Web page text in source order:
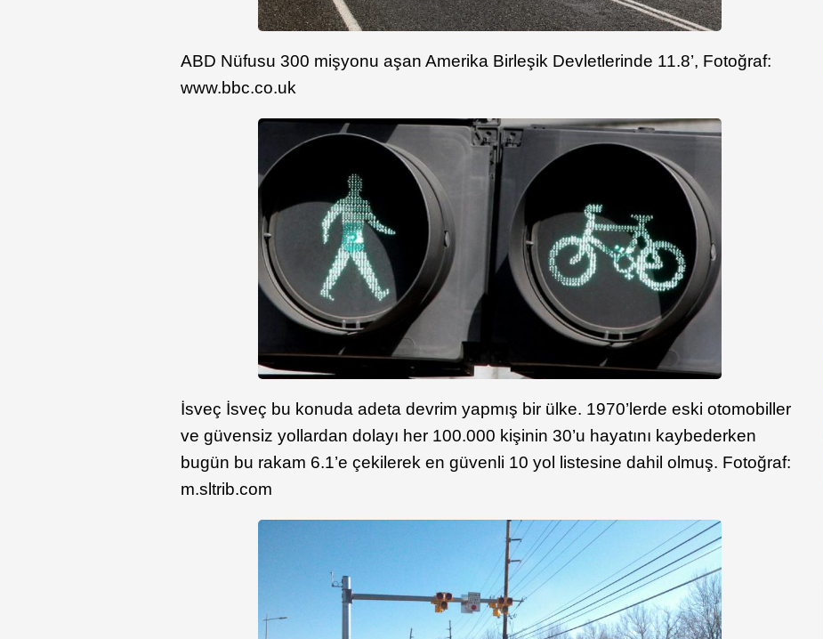
ABD Nüfusu 300 mişyonu aşan Amerika Birleşik Devletlerinde 11.8’, Fotoğraf:
www.bbc.co.uk
İsveç İsveç bu konuda adeta devrim yapmış bir ülke. 1970’lerde eski otomobiller
ve güvensiz yollardan dolayı her 100.000 kişinin 30’u hayatını kaybederken
bugün bu rakam 6.1’e çekilerek en güvenli 10 yol listesine dahil olmuş. Fotoğraf:
m.sltrib.com